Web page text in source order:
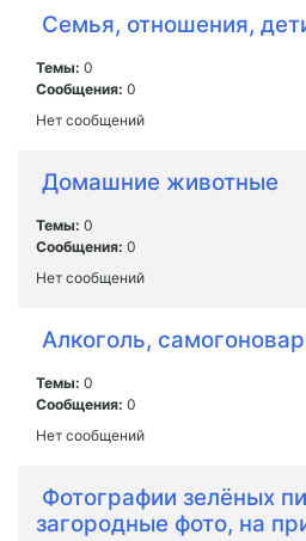
Семья, отношения,
Темы: 0
Сообщения: 0
Нет сообщений
Домашние животные
Темы: 0
Сообщения: 0
Нет сообщений
Алкоголь,
Темы: 0
Сообщения: 0
Нет сообщений
Фотографии зелёных
загородные фото, на